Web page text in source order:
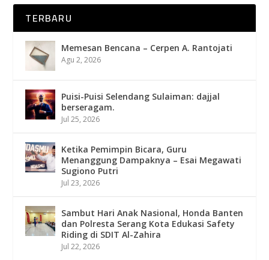
TERBARU
Memesan Bencana – Cerpen A. Rantojati
Agu 2, 2026
Puisi-Puisi Selendang Sulaiman: dajjal
berseragam.
Jul 25, 2026
Ketika Pemimpin Bicara, Guru
Menanggung Dampaknya – Esai Megawati
Sugiono Putri
Jul 23, 2026
Sambut Hari Anak Nasional, Honda Banten
dan Polresta Serang Kota Edukasi Safety
Riding di SDIT Al-Zahira
Jul 22, 2026